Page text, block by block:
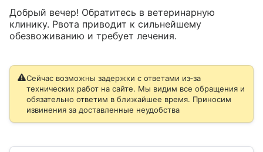
Добрый вечер! Обратитесь в ветеринарную
клинику. Рвота приводит к сильнейшему
обезвоживанию и требует лечения.
Сейчас возможны задержки с ответами из‑за
технических работ на сайте. Мы видим все обращения и
обязательно ответим в ближайшее время. Приносим
извинения за доставленные неудобства